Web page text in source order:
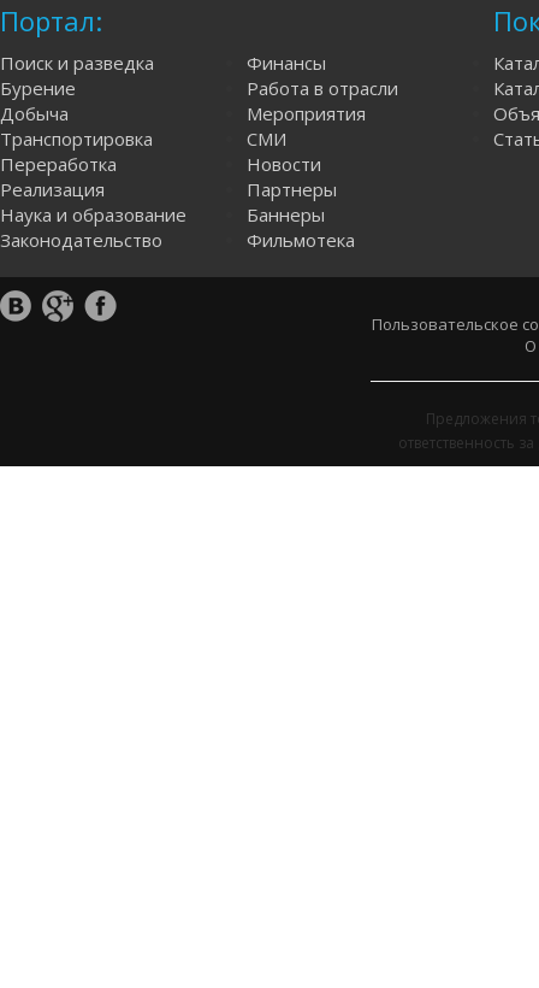
Портал:
Поиск и разведка
Бурение
Добыча
Транспортировка
Переработка
Реализация
Наука и образование
Законодательство
Финансы
Работа в отрасли
Мероприятия
СМИ
Новости
Партнеры
Баннеры
Фильмотека
Пользовательское
О
Предложения
ответственность